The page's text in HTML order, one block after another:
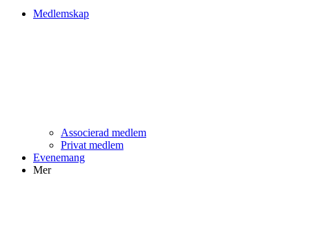
Medlemskap
Associerad medlem
Privat medlem
Evenemang
Mer